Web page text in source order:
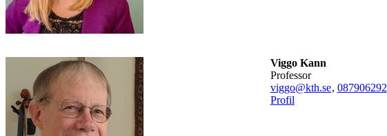
Viggo Kann
professor
viggo@kth.se, 087906292
Profil